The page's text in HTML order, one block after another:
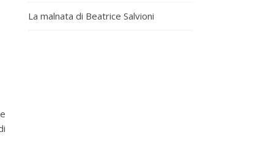
La malnata di Beatrice Salvioni